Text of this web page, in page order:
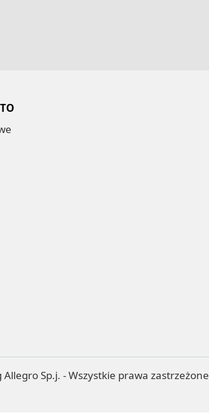
Sp.j. - Wszystkie prawa zastrzeżone